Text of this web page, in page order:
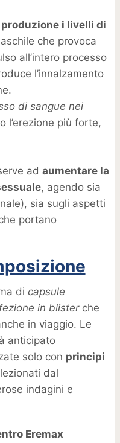
i livelli di
che provoca
all’intero processo
l’innalzamento
di sangue nei
l’erezione più forte,
ad aumentare la
, agendo sia
sia sugli aspetti
portano
di capsule
in blister che
in viaggio. Le
anticipato
solo con principi
dal
indagini e
Eremax